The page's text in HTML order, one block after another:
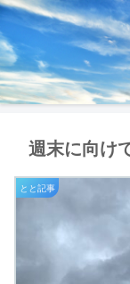
週末に向け
とと記事